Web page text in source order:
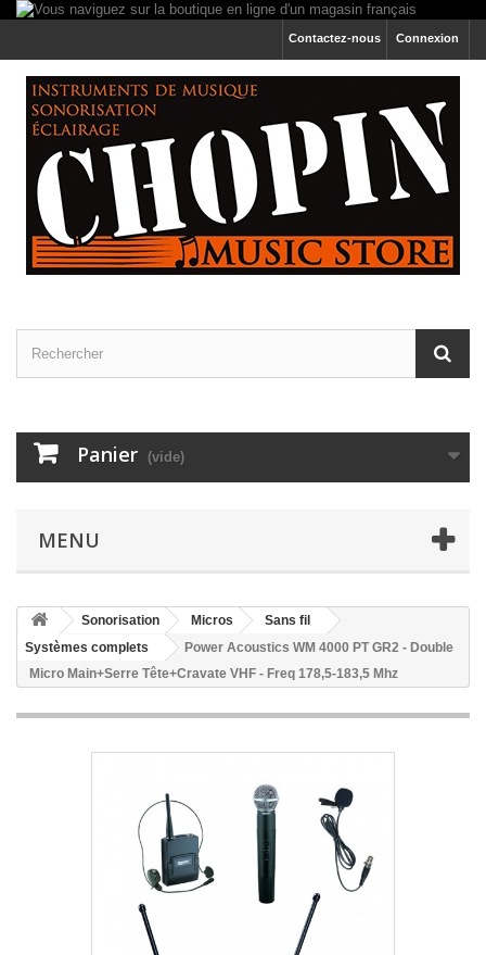
Connexion
Contactez-nous
Panier (vide)
MENU
Sonorisation Micros
Sans fil
Systèmes complets
Power Acoustics WM 4000 PT GR2 - Double
Micro Main+Serre Tête+Cravate VHF - Freq 178,5-183,5 Mhz